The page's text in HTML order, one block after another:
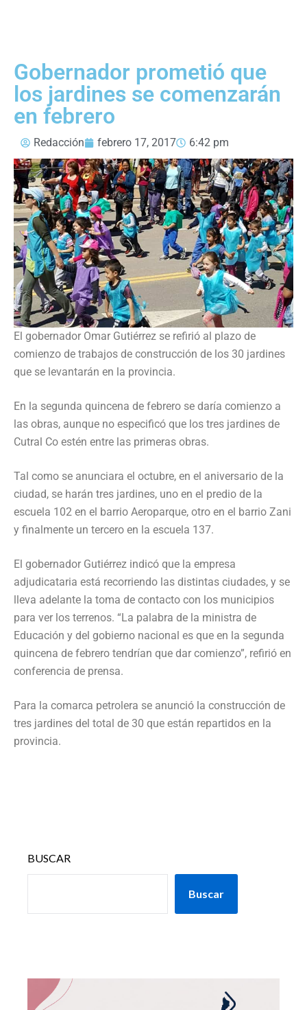
Gobernador prometió que
los jardines se comenzarán
en febrero
Redacción febrero 17, 2017 6:42 pm
El gobernador Omar Gutiérrez se refirió al plazo de
comienzo de trabajos de construcción de los 30 jardines
que se levantarán en la provincia.
En la segunda quincena de febrero se daría comienzo a
las obras, aunque no especificó que los tres jardines de
Cutral Co estén entre las primeras obras.
Tal como se anunciara el octubre, en el aniversario de la
ciudad, se harán tres jardines, uno en el predio de la
escuela 102 en el barrio Aeroparque, otro en el barrio Zani
y finalmente un tercero en la escuela 137.
El gobernador Gutiérrez indicó que la empresa
adjudicataria está recorriendo las distintas ciudades, y se
lleva adelante la toma de contacto con los municipios
para ver los terrenos. “La palabra de la ministra de
Educación y del gobierno nacional es que en la segunda
quincena de febrero tendrían que dar comienzo”, refirió en
conferencia de prensa.
Para la comarca petrolera se anunció la construcción de
tres jardines del total de 30 que están repartidos en la
provincia.
BUSCAR
Buscar